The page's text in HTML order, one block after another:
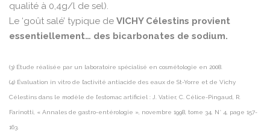
qualité à 0,4g/l de sel).
Le ‘goût salé’ typique de VICHY Célestins provient
essentiellement… des bicarbonates de sodium.
(3) Étude réalisée par un laboratoire spécialisé en cosmétologie en 2008.
(4) Évaluation in vitro de l’activité antiacide des eaux de St-Yorre et de Vichy
Célestins dans le modèle de l’estomac artificiel : J. Vatier, C. Célice-Pingaud, R.
Farinotti, « Annales de gastro-entérologie », novembre 1998, tome 34, N° 4, page 157-
163.